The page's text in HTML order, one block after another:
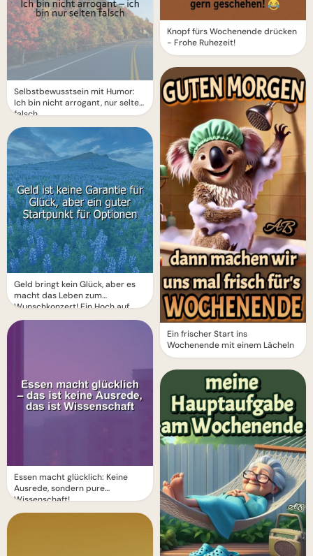
Selbstbewusstsein mit Humor:
Ich bin nicht arrogant, nur selten
falsch
Geld bringt kein Glück, aber es
macht das Leben zum
Wunschkonzert! Ein Hoch auf
Optionen.
Essen macht glücklich: Keine
Ausrede, sondern pure
Wissenschaft!
Knopf fürs Wochenende drücken
- Frohe Ruhezeit!
Ein frischer Start ins
Wochenende mit einem Lächeln